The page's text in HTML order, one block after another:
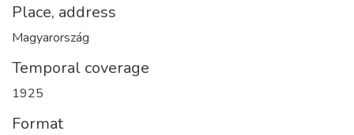
Place, address
Magyarország
Temporal coverage
1925
Format